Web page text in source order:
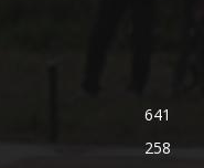
641
258